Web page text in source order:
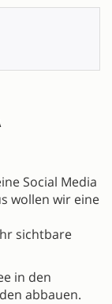
Social Media
wollen wir eine
sichtbare
in den
abbauen.